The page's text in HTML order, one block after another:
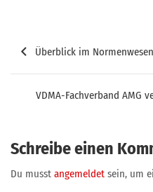
Beitragsnavigation
Überblick im
VDMA-Fachverband AMG
Schreibe einen
Du musst angemeldet sein, um